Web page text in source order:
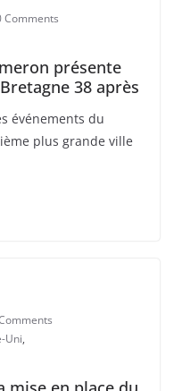
Comments
présente
38 après
événements du
plus grande ville
Uni,